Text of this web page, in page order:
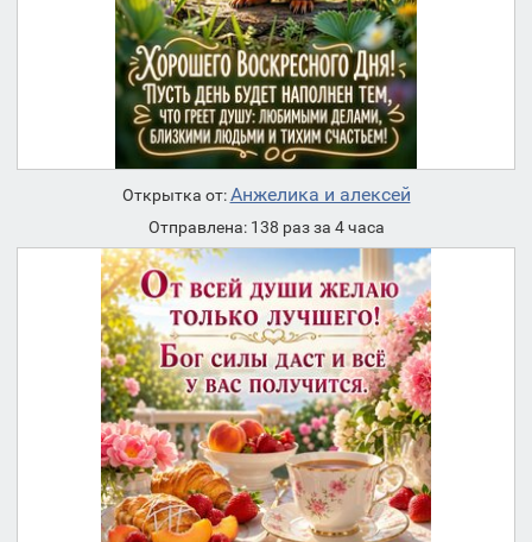
Открытка от:Анжелика и алексей
Отправлена: 138 раз за 4 часа